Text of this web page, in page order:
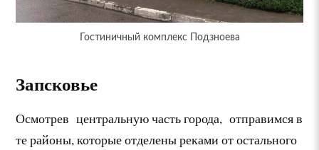
Гостиничный комплекс Подзноева
Запсковье
Осмотрев центральную часть города, отправимся в
те районы, которые отделены реками от остального